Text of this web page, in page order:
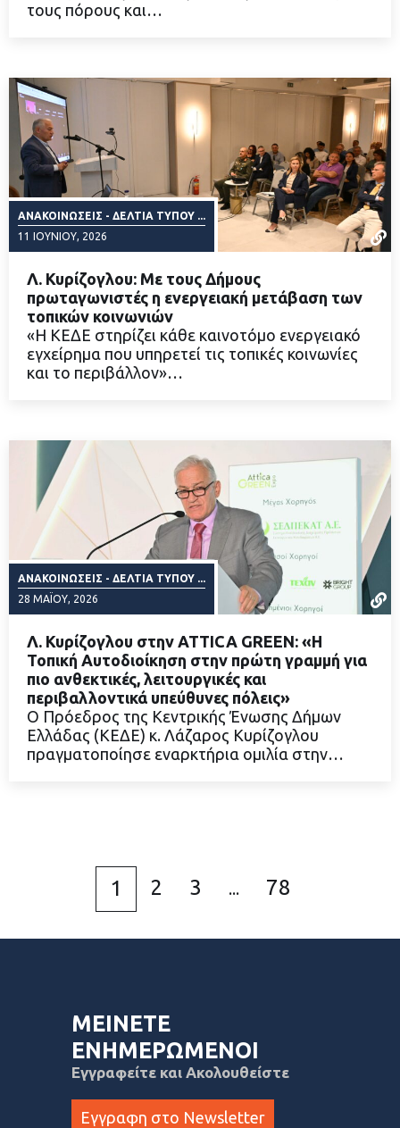
τους πόρους και…
ΑΝΑΚΟΙΝΏΣΕΙΣ - ΔΕΛΤΊΑ ΤΎΠΟΥ ...
11 ΙΟΥΝΊΟΥ, 2026
ΔΙΑΒΑΣΤΕ ΠΕΡΙΣΣΟΤΕΡΑ
Λ. Κυρίζογλου: Με τους Δήμους
πρωταγωνιστές η ενεργειακή μετάβαση των
τοπικών κοινωνιών
«Η ΚΕΔΕ στηρίζει κάθε καινοτόμο ενεργειακό
εγχείρημα που υπηρετεί τις τοπικές κοινωνίες
και το περιβάλλον»…
ΑΝΑΚΟΙΝΏΣΕΙΣ - ΔΕΛΤΊΑ ΤΎΠΟΥ ...
28 ΜΑΪ́ΟΥ, 2026
ΔΙΑΒΑΣΤΕ ΠΕΡΙΣΣΟΤΕΡΑ
Λ. Κυρίζογλου στην ATTICA GREEN: «Η
Τοπική Αυτοδιοίκηση στην πρώτη γραμμή για
πιο ανθεκτικές, λειτουργικές και
περιβαλλοντικά υπεύθυνες πόλεις»
Ο Πρόεδρος της Κεντρικής Ένωσης Δήμων
Ελλάδας (ΚΕΔΕ) κ. Λάζαρος Κυρίζογλου
πραγματοποίησε εναρκτήρια ομιλία στην…
1 2 3 ... 78
ΜΕΙΝΕΤΕ
ΕΝΗΜΕΡΩΜΕΝΟΙ
Εγγραφείτε και Ακολουθείστε
Εγγραφη στο Newsletter